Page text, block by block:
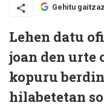
Gehitu
Lehen datu
joan den urte
kopuru
hilabetetan